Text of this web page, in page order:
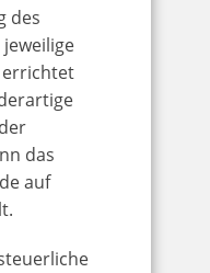
des
errichtet
das
auf